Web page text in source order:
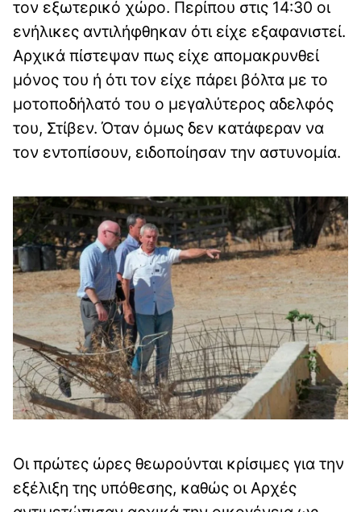
τον εξωτερικό χώρο. Περίπου στις 14:30 οι
ενήλικες αντιλήφθηκαν ότι είχε εξαφανιστεί.
Αρχικά πίστεψαν πως είχε απομακρυνθεί
μόνος του ή ότι τον είχε πάρει βόλτα με το
μοτοποδήλατό του ο μεγαλύτερος αδελφός
του, Στίβεν. Όταν όμως δεν κατάφεραν να
τον εντοπίσουν, ειδοποίησαν την αστυνομία.
Οι πρώτες ώρες θεωρούνται κρίσιμες για την
εξέλιξη της υπόθεσης, καθώς οι Αρχές